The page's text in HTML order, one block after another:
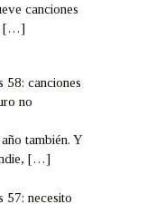
canciones
[…]
58: canciones
no
también. Y
[…]
57: necesito